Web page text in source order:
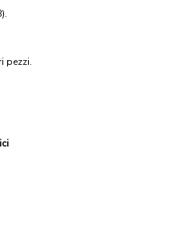
pezzi.